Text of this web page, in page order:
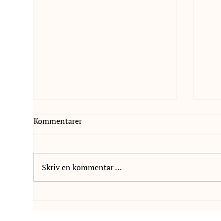
Kommentarer
Skriv en kommentar …